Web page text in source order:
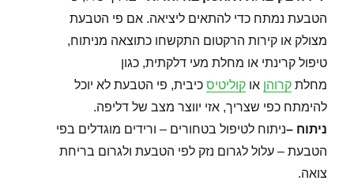
הטבעת נמתח כדי להתאים ליציאה. אם פי הטבעת
מצולק או קירות הרקטום התקשחו כתוצאה מניתוח,
טיפול קרינתי או מחלת מעי דלקתית, כגון
מחלתקרוהן אוקוליטיס כיבית, פי הטבעת לא יוכל
להימתח כפי שצריך, אזי יווצר מצב של דליפה.
ניתוח –ניתוח לטיפול בטחורים – ורידים מוגדלים בפי
הטבעת – עלול לגרום נזק לפי הטבעת ולגרום בריחת
צואה.